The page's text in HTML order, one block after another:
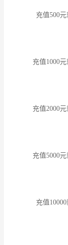
充值500元就
充值1000元
充值2000元
充值5000元
充值10000